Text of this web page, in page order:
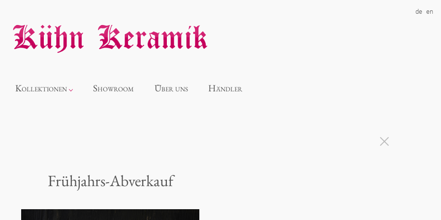
de en
Kollektionen
Panthéon
Showroom Über uns Händler
Frühjahrs-Abverkauf